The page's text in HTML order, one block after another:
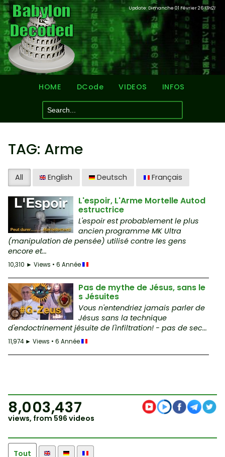
Update: Dimanche 01 Février 2613H21
HOME DCode VIDEOS INFOS
TAG: Arme
All English Deutsch Français
L'espoir, L'Arme Mortelle Autod
estructrice
L'espoir est probablement le plus
ancien programme MK Ultra
(manipulation de pensée) utilisé contre les gens
encore et...
10,310 ► Views • 6 Année
Pas de mythe de Jésus, sans le
s Jésuites
Vous n'entendriez jamais parler de
Jésus sans la technique
d'endoctrinement jésuite de l'infiltration! - pas de sec...
11,974 ► Views • 6 Année
8,003,437
views, from 596 videos
Tout